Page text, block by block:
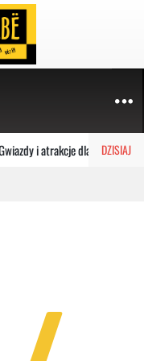
DZISIAJ
i atrakcje dla rodzin